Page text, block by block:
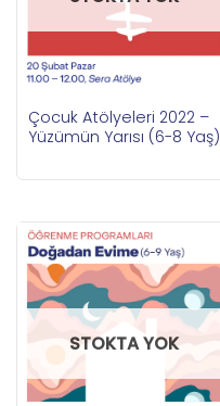
Çocuk Atölyeleri 2022 –
Yüzümün Yarısı (6-8 Yaş)
STOKTA YOK